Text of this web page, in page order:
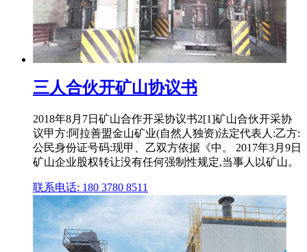
三人合伙开矿山协议书
2018年8月7日矿山合作开采协议书2[1]矿山合伙开采协
议甲方:阿拉善盟金山矿业(自然人独资)法定代表人:乙方:
公民身份证号码:现甲、乙双方依据《中。 2017年3月9日
矿山企业股权转让没有任何强制性规定,当事人以矿山。
联系电话: 180 3780 8511